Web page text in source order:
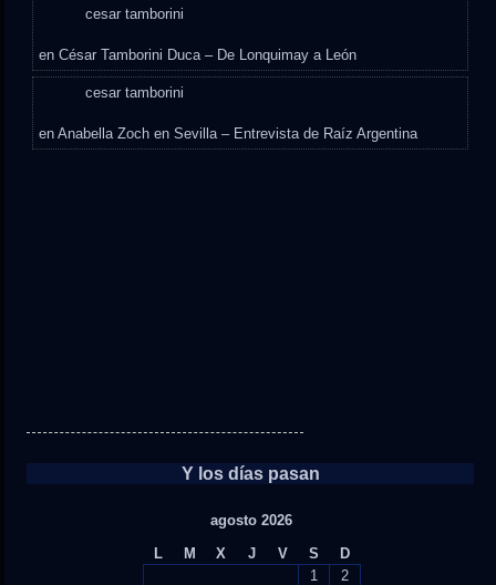
cesar tamborini
enCésar Tamborini Duca – De Lonquimay a León
cesar tamborini
enAnabella Zoch en Sevilla – Entrevista de Raíz Argentina
Y los días pasan
agosto 2026
L
M X J V S
D
1
2